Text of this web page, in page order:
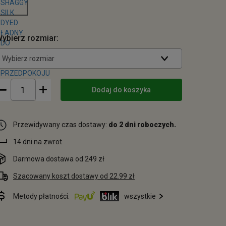
rozmiar:
Wybierz rozmiar
Dodaj do koszyka
Przewidywany czas dostawy: do 2 dni roboczych.
14 dni na zwrot
Darmowa dostawa od 249 zł
Szacowany koszt dostawy od 22.99 zł
Metody płatności: wszystkie